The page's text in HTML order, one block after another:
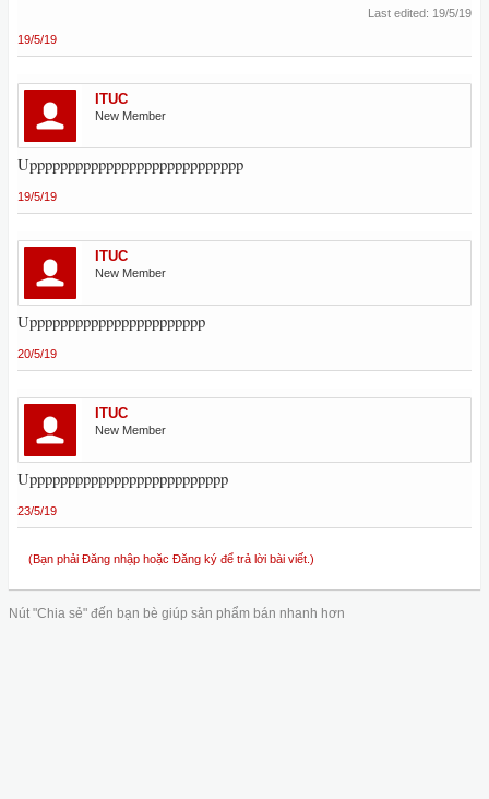
Last edited: 19/5/19
19/5/19
ITUC
New Member
Upppppppppppppppppppppppppppp
19/5/19
ITUC
New Member
Uppppppppppppppppppppppp
20/5/19
ITUC
New Member
Upppppppppppppppppppppppppp
23/5/19
(Bạn phải Đăng nhập hoặc Đăng ký để trả lời bài viết.)
Nút "Chia sẻ" đến bạn bè giúp sản phẩm bán nhanh hơn